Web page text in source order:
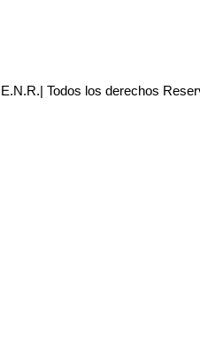
Todos los derechos